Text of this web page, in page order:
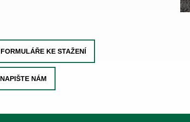
FORMULÁŘE KE STAŽENÍ
NAPIŠTE NÁM